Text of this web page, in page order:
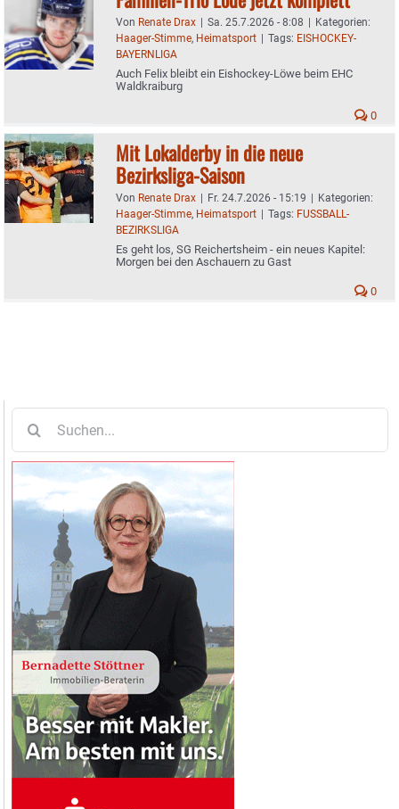
Von Renate Drax | Sa. 25.7.2026 - 8:08 | Kategorien:
Haager-Stimme, Heimatsport | Tags: EISHOCKEY-
BAYERNLIGA
Auch Felix bleibt ein Eishockey-Löwe beim EHC
Waldkraiburg
0
Mit Lokalderby in die neue
Bezirksliga-Saison
Von Renate Drax | Fr. 24.7.2026 - 15:19 | Kategorien:
Haager-Stimme, Heimatsport | Tags: FUSSBALL-
BEZIRKSLIGA
Es geht los, SG Reichertsheim - ein neues Kapitel:
Morgen bei den Aschauern zu Gast
0
nach: